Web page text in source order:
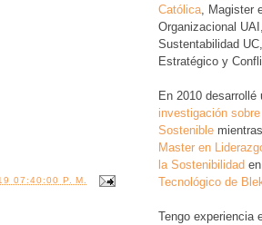
07:40:00 P. M.
Católica , Magister
Organizacional
Sustentabilidad
Estratégico y
En 2010 desarrollé
investigación
Sostenible
Master en
la Sostenibilidad
Tecnológico de
Tengo experiencia